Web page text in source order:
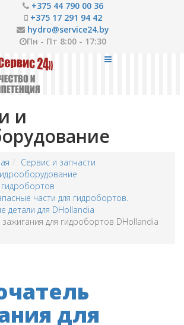
+375 44 790 00 36
+375 17 291 94 42
hydro@service24.by
Пн - Пт 8:00 - 17:30
и
Сервис и запчасти
части для гидробортов.
детали для DHollandia
для гидробортов DHollandia
для